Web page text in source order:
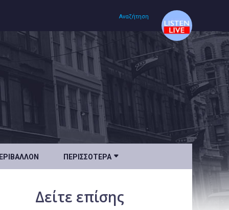
Αναζήτηση
ΠΕΡΙΣΣΌΤΕΡΑ 
Δείτε επίσης
Αρχική
Πολιτισμός
Υγεία
Ταξίδια
Επιστήμη